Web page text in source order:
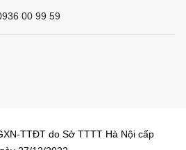
00 99 59
TTĐT do Sở TTTT Hà Nội cấp